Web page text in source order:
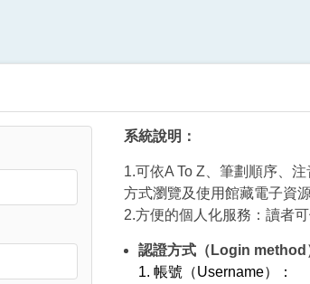
系統說明：
1.可依A To Z、筆劃順序、
方式瀏覽及使用館藏電子資
2.方便的個人化服務：讀者
認證方式（Login method
1. 帳號（Username）：